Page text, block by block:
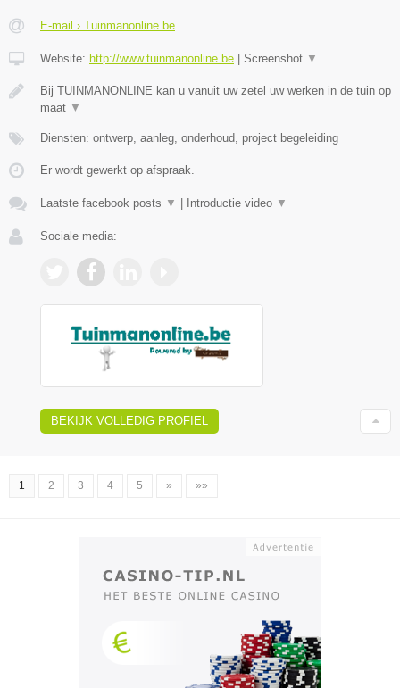
E-mail › Tuinmanonline.be
Website: http://www.tuinmanonline.be Screenshot ▼
Bij TUINMANONLINE kan u vanuit uw zetel uw werken in de tuin op
maat ▼
Diensten: ontwerp, aanleg, onderhoud, project begeleiding
Er wordt gewerkt op afspraak.
Laatste facebook posts ▼ Introductie video ▼
Sociale media:
BEKIJK VOLLEDIG PROFIEL
1 2 3 4 5 » »»